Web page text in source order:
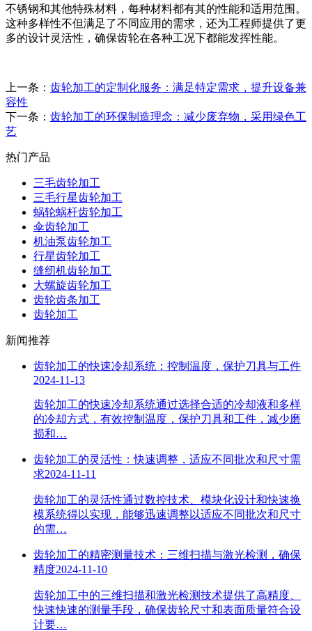
不锈钢和其他特殊材料，每种材料都有其的性能和适用范围。
这种多样性不但满足了不同应用的需求，还为工程师提供了更
多的设计灵活性，确保齿轮在各种工况下都能发挥性能。
上一条： 齿轮加工的定制化服务：满足特定需求，提升设备兼
容性
下一条： 齿轮加工的环保制造理念：减少废弃物，采用绿色工
艺
热门产品
三毛齿轮加工
三毛行星齿轮加工
蜗轮蜗杆齿轮加工
伞齿轮加工
机油泵齿轮加工
行星齿轮加工
缝纫机齿轮加工
大螺旋齿轮加工
齿轮齿条加工
齿轮加工
新闻推荐
齿轮加工的快速冷却系统：控制温度，保护刀具与工件
2024-11-13
齿轮加工的快速冷却系统通过选择合适的冷却液和多样
的冷却方式，有效控制温度，保护刀具和工件，减少磨
损和…
齿轮加工的灵活性：快速调整，适应不同批次和尺寸需
求2024-11-11
齿轮加工的灵活性通过数控技术、模块化设计和快速换
模系统得以实现，能够迅速调整以适应不同批次和尺寸
的需…
齿轮加工的精密测量技术：三维扫描与激光检测，确保
精度2024-11-10
齿轮加工中的三维扫描和激光检测技术提供了高精度、
快速快速的测量手段，确保齿轮尺寸和表面质量符合设
计要…